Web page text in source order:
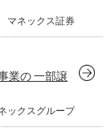
マネックス証券
業の 一部譲
ックスグループ